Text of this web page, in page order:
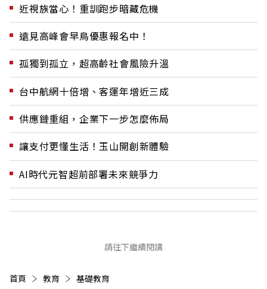
近視族當心！重訓跑步暗藏危機
遠見高峰會早鳥優惠報名中！
孤獨到孤立，超高齡社會風險升溫
台中航網十倍增、客運年增近三成
供應鏈重組，企業下一步怎麼佈局
讓支付更懂生活！玉山開創新體驗
AI時代元智超前部署未來競爭力
請往下繼續閱讀
首頁 教育 基礎教育